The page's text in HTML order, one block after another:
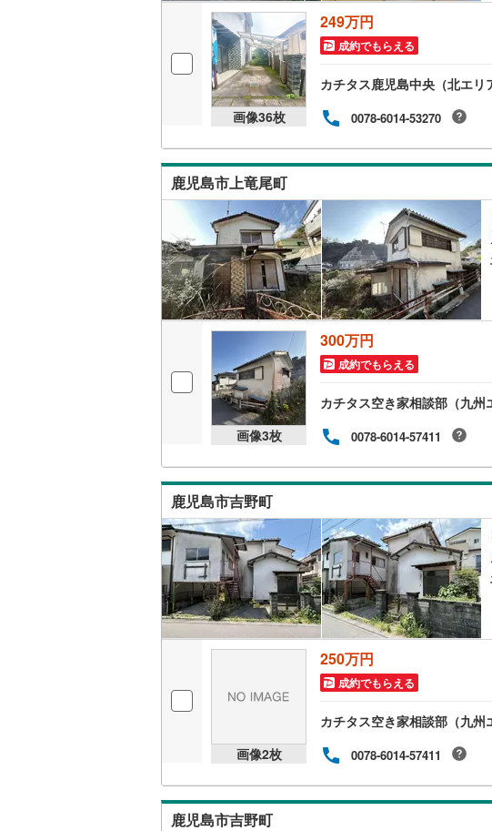
画像36枚
249万円
成約でもらえる
カチタス鹿児島中央（北エリ
0078-6014-53270
鹿児島市上竜尾町
画像3枚
300万円
成約でもらえる
カチタス空き家相談部（九州
0078-6014-57411
鹿児島市吉野町
画像2枚
250万円
成約でもらえる
カチタス空き家相談部（九州
0078-6014-57411
鹿児島市吉野町
該当物件0件
大島郡喜界町
大島郡伊仙町
大島郡与論町( 0)
該当物件0件
該当物件0件
該当物件0件
該当物件0件
該当物件0件